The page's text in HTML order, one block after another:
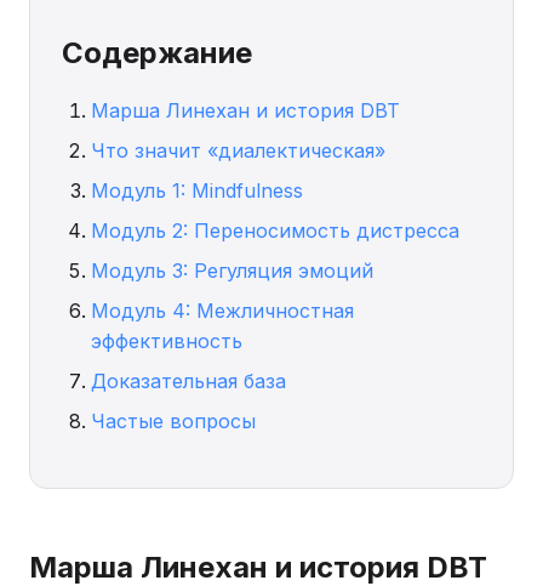
Содержание
Марша Линехан и история DBT
Что значит «диалектическая»
Модуль 1: Mindfulness
Модуль 2: Переносимость дистресса
Модуль 3: Регуляция эмоций
Модуль 4: Межличностная
эффективность
Доказательная база
Частые вопросы
Марша Линехан и история DBT